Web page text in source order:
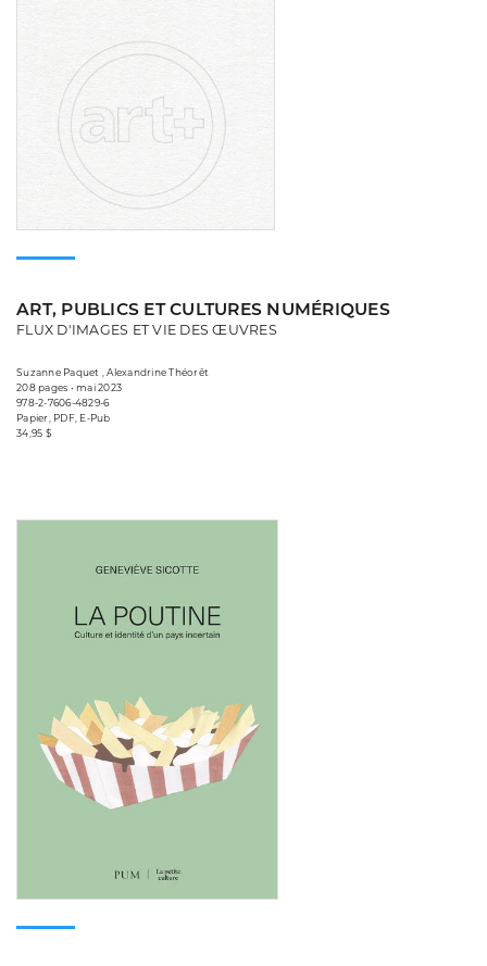
ART, PUBLICS ET CULTURES NUMÉRIQUES
FLUX D'IMAGES ET VIE DES ŒUVRES
Suzanne Paquet , Alexandrine Théorêt
208 pages • mai 2023
978-2-7606-4829-6
Papier, PDF, E-Pub
34,95 $